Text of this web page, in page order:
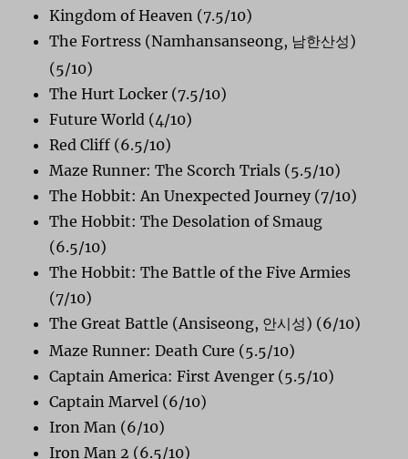
Kingdom of Heaven (7.5/10)
The Fortress (Namhansanseong, 남한산성)
(5/10)
The Hurt Locker (7.5/10)
Future World (4/10)
Red Cliff (6.5/10)
Maze Runner: The Scorch Trials (5.5/10)
The Hobbit: An Unexpected Journey (7/10)
The Hobbit: The Desolation of Smaug
(6.5/10)
The Hobbit: The Battle of the Five Armies
(7/10)
The Great Battle (Ansiseong, 안시 성) (6/10)
Maze Runner: Death Cure (5.5/10)
Captain America: First Avenger (5.5/10)
Captain Marvel (6/10)
Iron Man (6/10)
Iron Man 2 (6.5/10)